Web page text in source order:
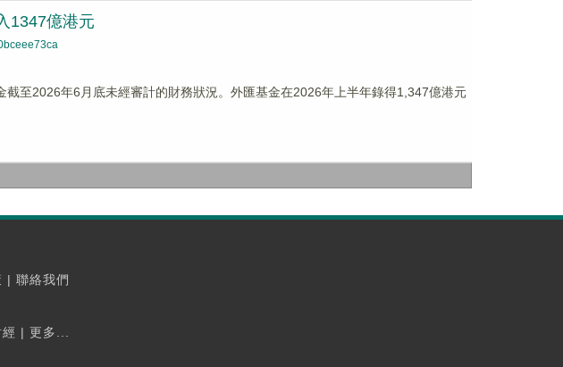
1347億港元
截至2026年6月底未經審計的財務狀況。外匯基金在2026年上半年錄得1,347億港元
| 聯絡我們
| 更多...